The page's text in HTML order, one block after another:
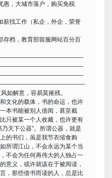
惠，大城市落户，购买免税
薪找工作（私企，外企，荣誉
存档，教育部留服网站百分百
如解意，容易莫摧残。
化的载体，书的命运，也许
本书能被别人借阅，甚至截
只被某一个人收藏，也许更有
天下公器”。所谓公器，就是
的书们，虽是我节衣缩食购
所谓江山，不会永远为某个当
不会为任何再伟大的人独占一
意义，或许就该在于被阅读，
，那些借书而读的人，总是比